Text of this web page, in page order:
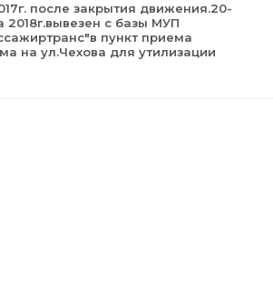
после закрытия движения.20-
2018г.вывезен с базы МУП
пункт приема
на ул.Чехова для утилизации